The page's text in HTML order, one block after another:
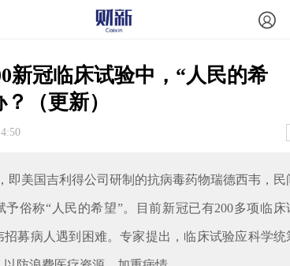
新冠临床试验中，“人民的希
（更新）
即美国吉利得公司研制的抗病毒药物瑞德西韦，民
予俗称“人民的希望”。目前新冠已有200多项临床
招募病人遇到困难。专家提出，临床试验应科学统